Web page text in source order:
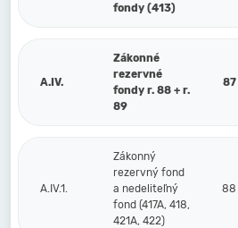
fondy (413)
A.IV.
Zákonné
rezervné
fondy r. 88 + r.
89
87
A.IV.1.
Zákonný
rezervný fond
a nedeliteľný
fond (417A, 418,
421A, 422)
88